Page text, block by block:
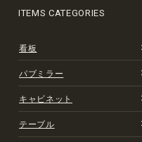
ITEMS CATEGORIES
看板
パブミラー
キャビネット
テーブル